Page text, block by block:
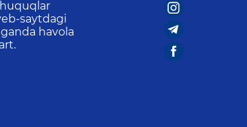
saytdagi
havola